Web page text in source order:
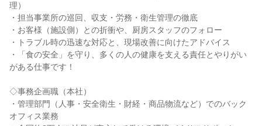
理）
・担当事業所の巡回、収支・労務・衛生管理の徹底
・お客様（施設側）との折衝や、厨房スタッフのフォロー
・トラブル時の迅速な対応と、現場改善に向けたアドバイス
・「食の安全」を守り、多くの人の健康を支える責任とやりがい
がある仕事です！
◇事務企画職（本社）
・管理部門（人事・安全衛生・財経・商品物流など）でのバック
オフィス業務